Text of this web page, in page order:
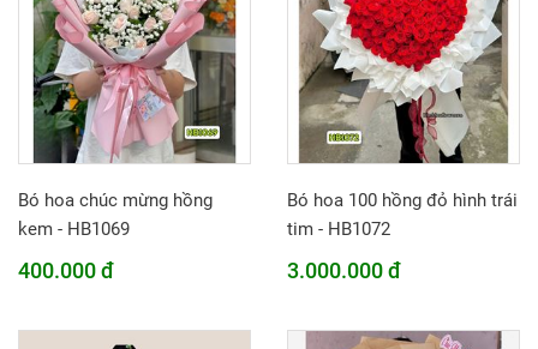
Bó hoa chúc mừng hồng
kem - HB1069
400.000 đ
Bó hoa 100 hồng đỏ hình trái
tim - HB1072
3.000.000 đ